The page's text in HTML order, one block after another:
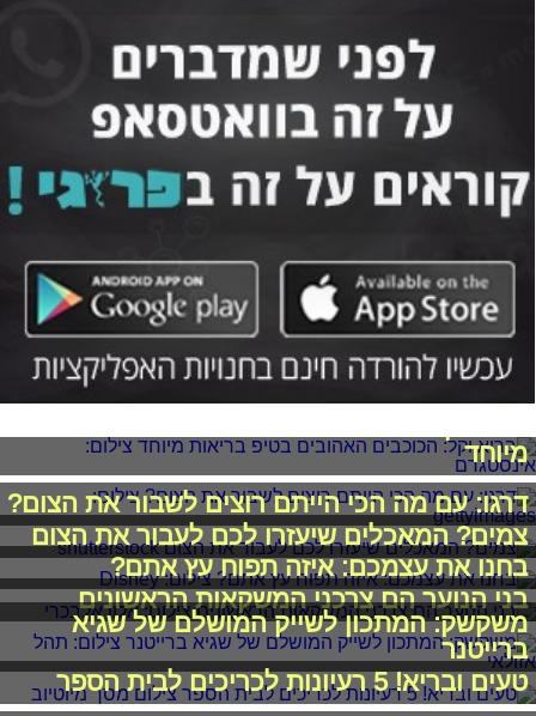
מיוחד
דרגו: עם מה הכי הייתם רוצים לשבור את הצום?
צמים? המאכלים שיעזרו לכם לעבור את הצום
בחנו את עצמכם: איזה תפוח עץ אתם?
בני הנוער הם צרכני המשקאות הראשונים
משקשק: המתכון לשייק המושלם של שגיא
ברייטנר
טעים ובריא! 5 רעיונות לכריכים לבית הספר